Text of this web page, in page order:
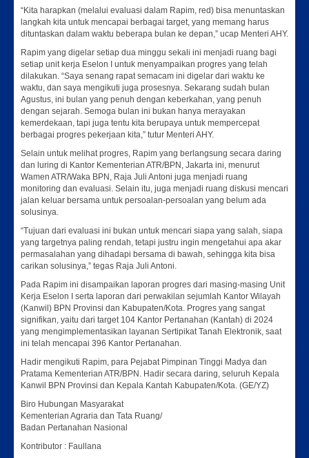
“Kita harapkan (melalui evaluasi dalam Rapim, red) bisa menuntaskan
langkah kita untuk mencapai berbagai target, yang memang harus
dituntaskan dalam waktu beberapa bulan ke depan,” ucap Menteri AHY.
Rapim yang digelar setiap dua minggu sekali ini menjadi ruang bagi
setiap unit kerja Eselon I untuk menyampaikan progres yang telah
dilakukan. “Saya senang rapat semacam ini digelar dari waktu ke
waktu, dan saya mengikuti juga prosesnya. Sekarang sudah bulan
Agustus, ini bulan yang penuh dengan keberkahan, yang penuh
dengan sejarah. Semoga bulan ini bukan hanya merayakan
kemerdekaan, tapi juga tentu kita berupaya untuk mempercepat
berbagai progres pekerjaan kita,” tutur Menteri AHY.
Selain untuk melihat progres, Rapim yang berlangsung secara daring
dan luring di Kantor Kementerian ATR/BPN, Jakarta ini, menurut
Wamen ATR/Waka BPN, Raja Juli Antoni juga menjadi ruang
monitoring dan evaluasi. Selain itu, juga menjadi ruang diskusi mencari
jalan keluar bersama untuk persoalan-persoalan yang belum ada
solusinya.
“Tujuan dari evaluasi ini bukan untuk mencari siapa yang salah, siapa
yang targetnya paling rendah, tetapi justru ingin mengetahui apa akar
permasalahan yang dihadapi bersama di bawah, sehingga kita bisa
carikan solusinya,” tegas Raja Juli Antoni.
Pada Rapim ini disampaikan laporan progres dari masing-masing Unit
Kerja Eselon I serta laporan dari perwakilan sejumlah Kantor Wilayah
(Kanwil) BPN Provinsi dan Kabupaten/Kota. Progres yang sangat
signifikan, yaitu dari target 104 Kantor Pertanahan (Kantah) di 2024
yang mengimplementasikan layanan Sertipikat Tanah Elektronik, saat
ini telah mencapai 396 Kantor Pertanahan.
Hadir mengikuti Rapim, para Pejabat Pimpinan Tinggi Madya dan
Pratama Kementerian ATR/BPN. Hadir secara daring, seluruh Kepala
Kanwil BPN Provinsi dan Kepala Kantah Kabupaten/Kota. (GE/YZ)
Biro Hubungan Masyarakat
Kementerian Agraria dan Tata Ruang/
Badan Pertanahan Nasional
Kontributor : Faullana